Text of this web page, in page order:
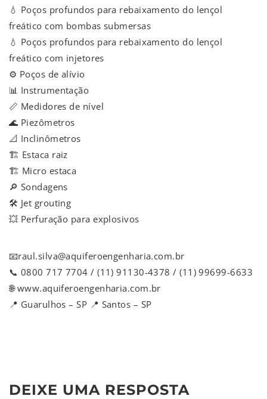
💧 Poços profundos para rebaixamento do lençol
freático com bombas submersas
💧 Poços profundos para rebaixamento do lençol
freático com injetores
⚙️ Poços de alívio
📊 Instrumentação
📏 Medidores de nível
🌊 Piezômetros
📐 Inclinômetros
🏗️ Estaca raiz
🏗️ Micro estaca
🔎 Sondagens
🛠️ Jet grouting
💥 Perfuração para explosivos
📧raul.silva@aquiferoengenharia.com.br
📞 0800 717 7704 / (11) 91130-4378 / (11) 99699-6633
🌐 www.aquiferoengenharia.com.br
📍 Guarulhos – SP 📍 Santos – SP
DEIXE UMA RESPOSTA